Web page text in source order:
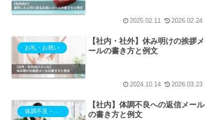
2025.02.11 2026.02.24
お礼・お祝い
【社内・社外】休み明けの挨拶メ
ールの書き方と例文
2024.10.14 2026.03.23
体調不良・欠勤・電車遅延
【社内】体調不良への返信メール
の書き方と例文